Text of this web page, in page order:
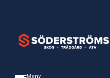
Meny